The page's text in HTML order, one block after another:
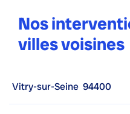
Nos
villes voisines
Vitry-sur-Seine 94400